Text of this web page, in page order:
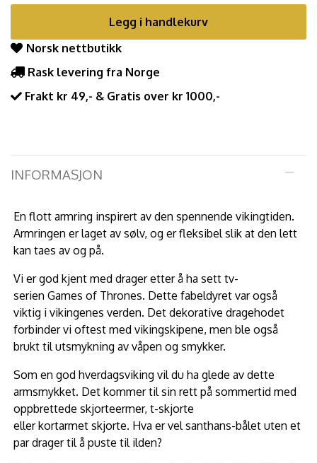
Legg i handlekurv
Norsk nettbutikk
Rask levering fra Norge
Frakt kr 49,- & Gratis over kr 1000,-
INFORMASJON
En flott armring inspirert av den spennende vikingtiden.
Armringen er laget av sølv, og er fleksibel slik at den lett
kan taes av og på.
Vi er god kjent med drager etter å ha sett tv-
serien Games of Thrones. Dette fabeldyret var også
viktig i vikingenes verden. Det dekorative dragehodet
forbinder vi oftest med vikingskipene, men ble også
brukt til utsmykning av våpen og smykker.
Som en god hverdagsviking vil du ha glede av dette
armsmykket. Det kommer til sin rett på sommertid med
oppbrettede skjorteermer, t-skjorte
eller kortarmet skjorte. Hva er vel santhans-bålet uten et
par drager til å puste til ilden?